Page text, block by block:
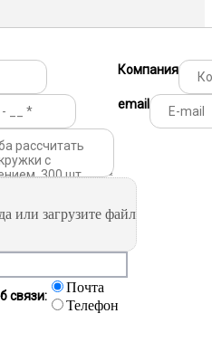
Компания
email
или загрузите файл
связи:
Почта
Телефон